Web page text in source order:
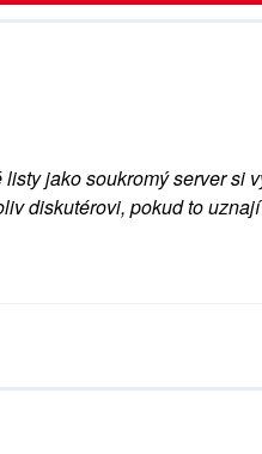
jako soukromý server si
diskutérovi, pokud to